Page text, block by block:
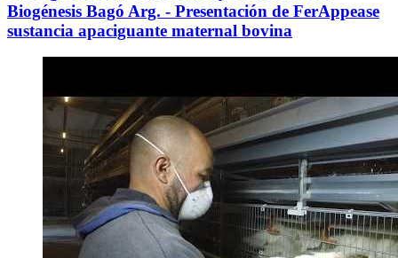
Biogénesis Bagó Arg. - Presentación de FerAppease
sustancia apaciguante maternal bovina